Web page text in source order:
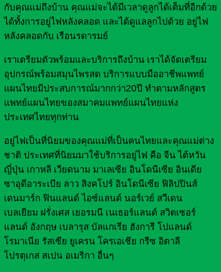
กับคุณแม่ถึงบ้าน คุณแม่จะได้มีเวลาดูลูกได้เต็มที่อีกด้วย
ได้ทั้งการอยู่ไฟหลังคลอด และได้ดูแลลูกไปด้วย อยู่ไฟ
หลังคลอดกับ เรือนรดารมย์
เราเตรียมตัวพร้อมและบริการถึงบ้าน เราได้จัดเตรียม
อุปกรณ์พร้อมสมุนไพรสด บริการแบบมืออาชีพแพทย์
แผนไทยมีประสบการณ์มากกว่า20ปี ทำตามหลักสูตร
แพทย์แผนไทยของสมาคมแพทย์แผนไทยแห่ง
ประเทศไทยทุกท่าน
อยู่ไฟเป็นที่นิยมของคุณแม่ที่เป็นคนไทยและคุณแม่ต่าง
ชาติ ประเทศที่นิยมมาใช้บริการอยู่ไฟ คือ จีน ไต้หวัน
ญี่ปุ่น เกาหลี เวียดนาม มาเลเซีย อินโดนีเซีย อินเดีย
ซาอุดีอาระเบีย ลาว สิงคโปร์ อินโดนีเซีย ฟิลิปปินส์
เดนมาร์ก ฟินแลนด์ ไอซ์แลนด์ นอร์เวย์ สวีเดน
เบลเยียม ฝรั่งเศส เยอรมนี เนเธอร์แลนด์ สวิตเซอร์
แลนด์ อังกฤษ เบลารุส บัลแกเรีย ฮังการี โปแลนด์
โรมาเนีย รัสเซีย ยูเครน โครเอเชีย กรีซ อิตาลี
โปรตุเกส สเปน อเมริกา อื่นๆ